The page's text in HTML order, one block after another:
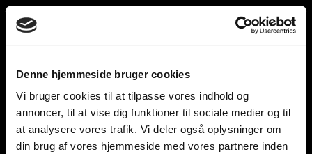
Denne hjemmeside bruger cookies
Vi bruger cookies til at tilpasse vores indhold og
annoncer, til at vise dig funktioner til sociale medier og til
at analysere vores trafik. Vi deler også oplysninger om
din brug af vores hjemmeside med vores partnere inden
Toggle
navigation
unnu
Help and support
Retailers
Browse for inspiration